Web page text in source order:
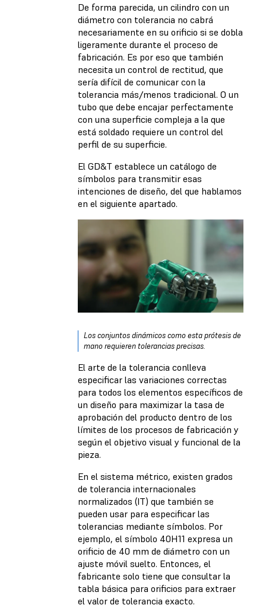
De forma parecida, un cilindro con un
diámetro con tolerancia no cabrá
necesariamente en su orificio si se dobla
ligeramente durante el proceso de
fabricación. Es por eso que también
necesita un control de rectitud, que
sería difícil de comunicar con la
tolerancia más/menos tradicional. O un
tubo que debe encajar perfectamente
con una superficie compleja a la que
está soldado requiere un control del
perfil de su superficie.
El GD&T establece un catálogo de
símbolos para transmitir esas
intenciones de diseño, del que hablamos
en el siguiente apartado.
Los conjuntos dinámicos como esta prótesis de
mano requieren tolerancias precisas.
El arte de la tolerancia conlleva
especificar las variaciones correctas
para todos los elementos específicos de
un diseño para maximizar la tasa de
aprobación del producto dentro de los
límites de los procesos de fabricación y
según el objetivo visual y funcional de la
pieza.
En el sistema métrico, existen grados
de tolerancia internacionales
normalizados (IT) que también se
pueden usar para especificar las
tolerancias mediante símbolos. Por
ejemplo, el símbolo 40H11 expresa un
orificio de 40 mm de diámetro con un
ajuste móvil suelto. Entonces, el
fabricante solo tiene que consultar la
tabla básica para orificios para extraer
el valor de tolerancia exacto.